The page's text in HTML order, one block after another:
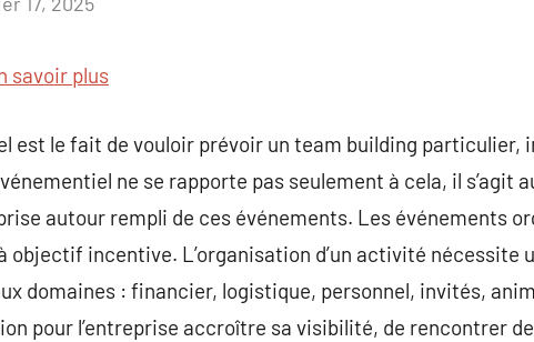
savoir plus
est le fait de vouloir prévoir un team building particulier,
ne se rapporte pas seulement à cela, il s’agit
autour rempli de ces événements. Les événements
objectif incentive. L’organisation d’un activité nécessite
domaines : financier, logistique, personnel, invités,
pour l’entreprise accroître sa visibilité, de rencontrer